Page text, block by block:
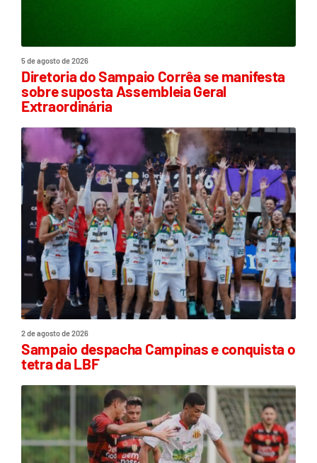
5 de agosto de 2026
Diretoria do Sampaio Corrêa se manifesta
sobre suposta Assembleia Geral
Extraordinária
2 de agosto de 2026
Sampaio despacha Campinas e conquista o
tetra da LBF